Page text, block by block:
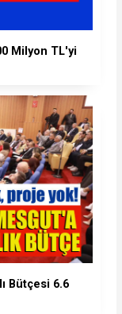
Milyon TL'yi
Bütçesi 6.6